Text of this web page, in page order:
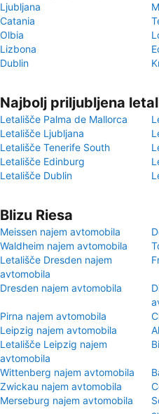
Ljubljana
Catania
Olbia
Lizbona
Dublin
Najbolj priljubljena
Letališče Palma de Mallorca
Letališče Ljubljana
Letališče Tenerife South
Letališče Edinburg
Letališče Dublin
Blizu Riesa
Meissen najem avtomobila
Waldheim najem avtomobila
Letališče Dresden najem
avtomobila
Dresden najem avtomobila
Pirna najem avtomobila
Leipzig najem avtomobila
Letališče Leipzig najem
avtomobila
Wittenberg najem avtomobila
Zwickau najem avtomobila
Merseburg najem avtomobila